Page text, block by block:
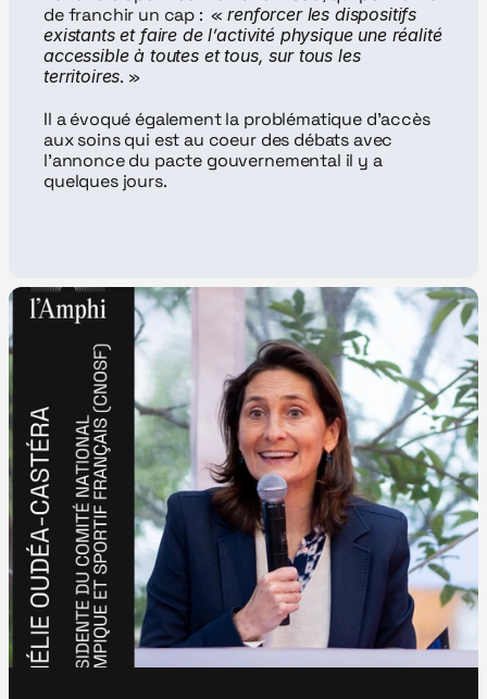
de franchir un cap :  « renforcer les dispositifs
existants et faire de l’activité physique une réalité
accessible à toutes et tous, sur tous les
territoires. »
Il a évoqué également la problématique d'accès
aux soins qui est au coeur des débats avec
l'annonce du pacte gouvernemental il y a
quelques jours.